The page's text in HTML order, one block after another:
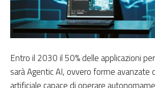
Entro il 2030 il 50% delle applicazioni
sarà Agentic AI, ovvero forme avanzate
artificiale capace di operare